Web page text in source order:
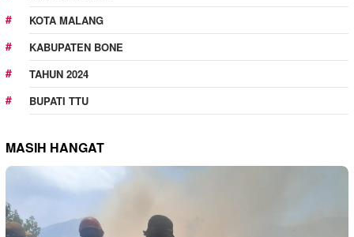
KOTA MALANG
KABUPATEN BONE
TAHUN 2024
BUPATI TTU
MASIH HANGAT